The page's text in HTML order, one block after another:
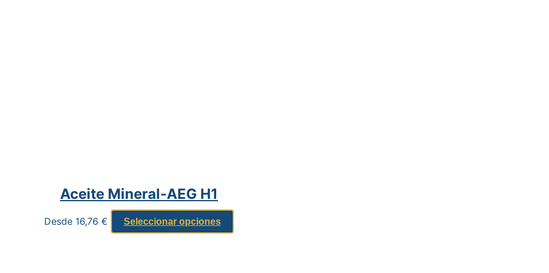
Aceite Mineral-AEG H1
Desde 16,76 € Seleccionar opciones